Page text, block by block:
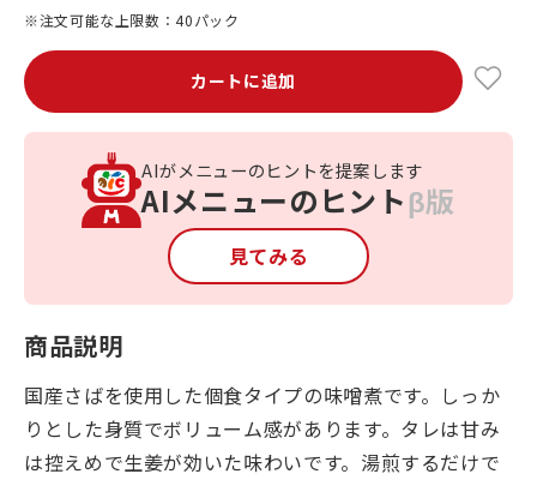
※注文可能な上限数：40パック
カートに追加
AIがメニューのヒントを提案します
AIメニューのヒントβ版
見てみる
商品説明
国産さばを使用した個食タイプの味噌煮です。しっか
りとした身質でボリューム感があります。タレは甘み
は控えめで生姜が効いた味わいです。湯煎するだけで